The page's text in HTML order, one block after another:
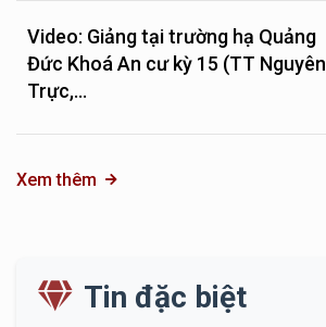
Video: Giảng tại trường hạ Quảng
Đức Khoá An cư kỳ 15 (TT Nguyên
Trực,...
Xem thêm
Tin đặc biệt